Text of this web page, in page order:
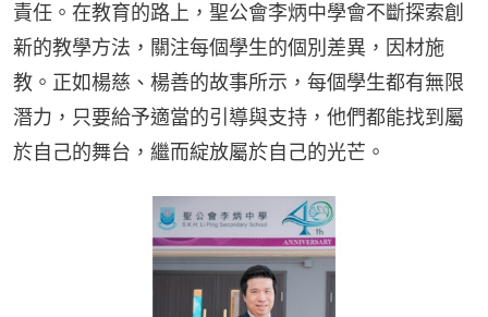
責任。在教育的路上，聖公會李炳中學會不斷探索創
新的教學方法，關注每個學生的個別差異，因材施
教。正如楊慈、楊善的故事所示，每個學生都有無限
潛力，只要給予適當的引導與支持，他們都能找到屬
於自己的舞台，繼而綻放屬於自己的光芒。